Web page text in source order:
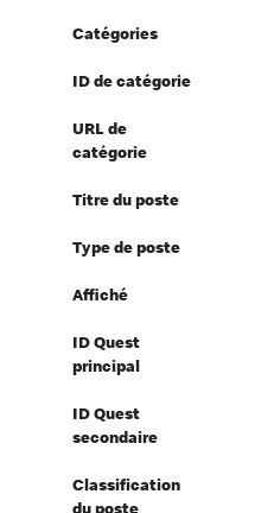
Catégories
ID de catégorie
URL de
catégorie
Titre du poste
Type de poste
Affiché
ID Quest
principal
ID Quest
secondaire
Classification